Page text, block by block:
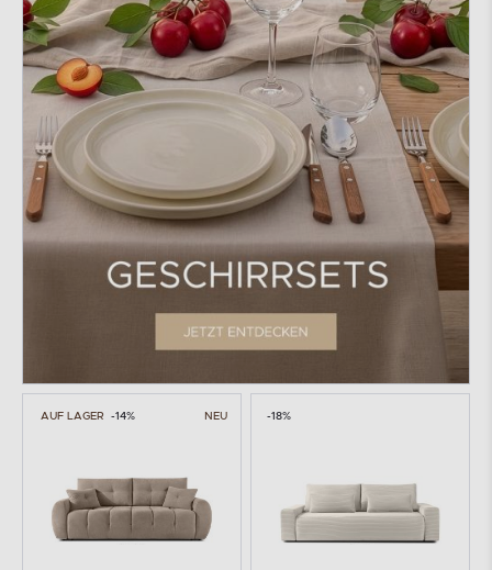
NEU
AUF LAGER -14% -18%